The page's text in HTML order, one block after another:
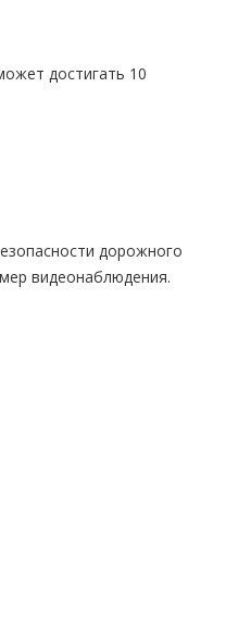
достигать 10
дорожного
видеонаблюдения.